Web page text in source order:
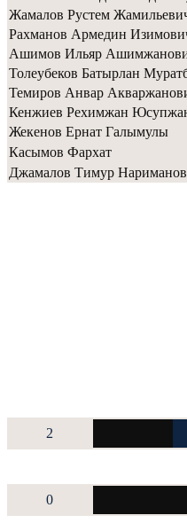
Жамалов Рустем
Рахманов Армедин
Ашимов Ильяр
Толеубеков Батырлан
Темиров Анвар
Кенжиев Рехимжан
Жекенов Ернат Галымулы
Касымов Фархат
Джамалов Тимур
2
0